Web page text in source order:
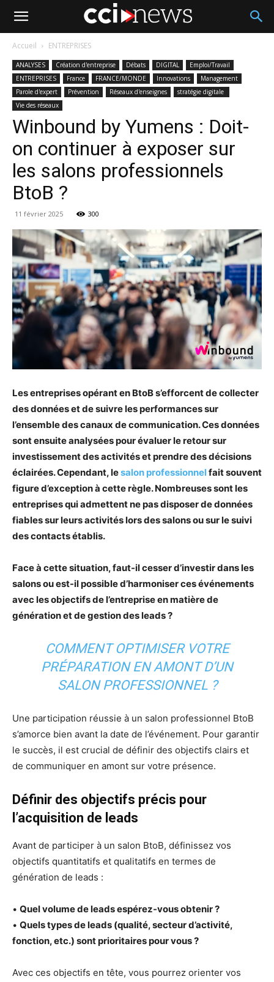
Accueil ENTREPRISES
ANALYSES Création d'entreprise Débats DIGITAL
Emploi/Travail
ENTREPRISES
France FRANCE/MONDE Innovations
Management
Parole d'expert
Prévention Réseaux d'enseignes
stratégie digitale
Vie des réseaux
Winbound by Yumens : Doit-
on continuer à exposer sur
les salons professionnels
BtoB ?
11 février 2025 300
Les entreprises opérant en BtoB s’efforcent de collecter
des données et de suivre les performances sur
l’ensemble des canaux de communication. Ces données
sont ensuite analysées pour évaluer le retour sur
investissement des activités et prendre des décisions
éclairées. Cependant, lesalon professionnelfait souvent
figure d’exception à cette règle. Nombreuses sont les
entreprises qui admettent ne pas disposer de données
fiables sur leurs activités lors des salons ou sur le suivi
des contacts établis.
Face à cette situation, faut-il cesser d’investir dans les
salons ou est-il possible d’harmoniser ces événements
avec les objectifs de l’entreprise en matière de
génération et de gestion des leads ?
COMMENT OPTIMISER VOTRE
PRÉPARATION EN AMONT D’UN
SALON PROFESSIONNEL ?
Une participation réussie à un salon professionnel BtoB
s’amorce bien avant la date de l’événement. Pour garantir
le succès, il est crucial de définir des objectifs clairs et
de communiquer en amont sur votre présence.
Définir des objectifs précis pour
l’acquisition de leads
Avant de participer à un salon BtoB, définissez vos
objectifs quantitatifs et qualitatifs en termes de
génération de leads :
• Quel volume de leads espérez-vous obtenir ?
• Quels types de leads (qualité, secteur d’activité,
fonction, etc.) sont prioritaires pour vous ?
Avec ces objectifs en tête, vous pourrez orienter vos